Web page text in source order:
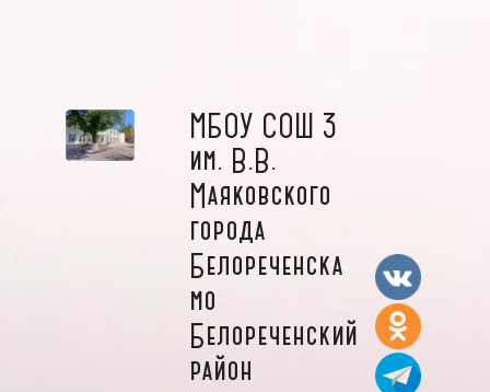
МБОУ СОШ 3
им. В.В.
Маяковского
города
Белореченска
мо
Белореченский
район